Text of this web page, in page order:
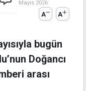
Mayıs 2026
A A
bugün
Doğancı
arası